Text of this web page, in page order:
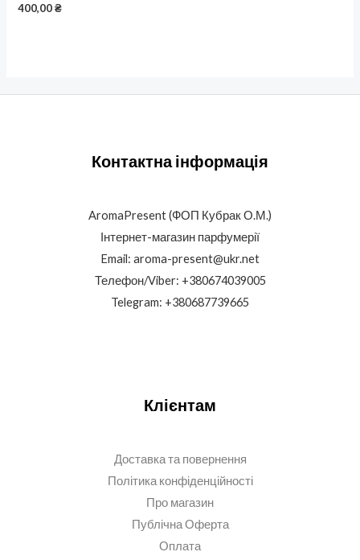
400,00₴
Контактна інформація
AromaPresent (ФОП Кубрак О.М.)
Інтернет-магазин парфумерії
Email: aroma-present@ukr.net
Телефон/Viber: +380674039005
Telegram: +380687739665
Клієнтам
Доставка та повернення
Політика конфіденційності
Про магазин
Публічна Оферта
Оплата